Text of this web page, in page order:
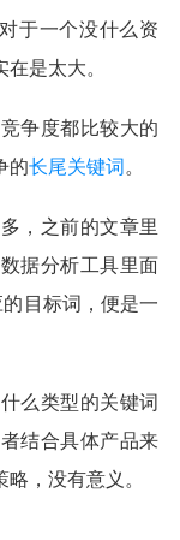
于一个没什么资
是太大。
争度都比较大的
的长尾关键词 。
，之前的文章里
据分析工具里面
目标词，便是一
么类型的关键词
结合具体产品来
，没有意义。